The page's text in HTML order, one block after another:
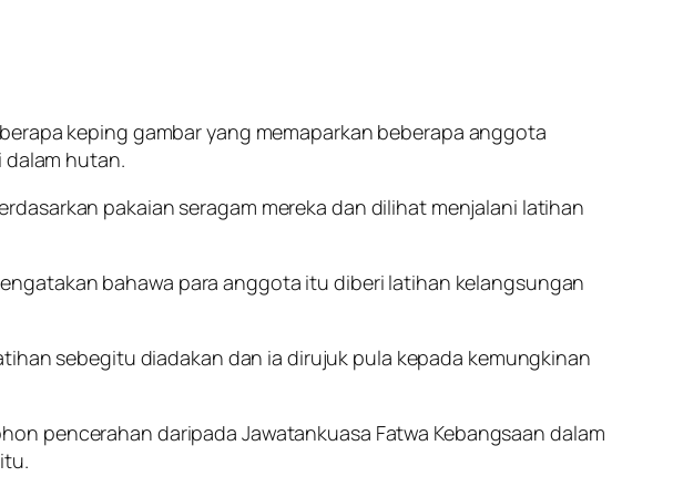
keping gambar yang memaparkan beberapa anggota
dalam hutan.
pakaian seragam mereka dan dilihat menjalani latihan
bahawa para anggota itu diberi latihan kelangsungan
sebegitu diadakan dan ia dirujuk pula kepada kemungkinan
pencerahan daripada Jawatankuasa Fatwa Kebangsaan dalam